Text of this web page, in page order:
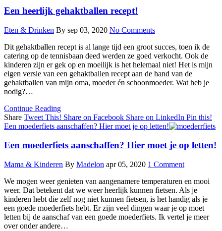
Een heerlijk gehaktballen recept!
Eten & Drinken By sep 03, 2020 No Comments
Dit gehaktballen recept is al lange tijd een groot succes, toen ik de
catering op de tennisbaan deed werden ze goed verkocht. Ook de
kinderen zijn er gek op en moeilijk is het helemaal niet! Het is mijn
eigen versie van een gehaktballen recept aan de hand van de
gehaktballen van mijn oma, moeder én schoonmoeder. Wat heb je
nodig?…
Continue Reading
Share Tweet This! Share on Facebook Share on LinkedIn Pin this!
Een moederfiets aanschaffen? Hier moet je op letten!
Een moederfiets aanschaffen? Hier moet je op letten!
Mama & Kinderen By Madelon apr 05, 2020 1 Comment
We mogen weer genieten van aangenamere temperaturen en mooi
weer. Dat betekent dat we weer heerlijk kunnen fietsen. Als je
kinderen hebt die zelf nog niet kunnen fietsen, is het handig als je
een goede moederfiets hebt. Er zijn veel dingen waar je op moet
letten bij de aanschaf van een goede moederfiets. Ik vertel je meer
over onder andere…